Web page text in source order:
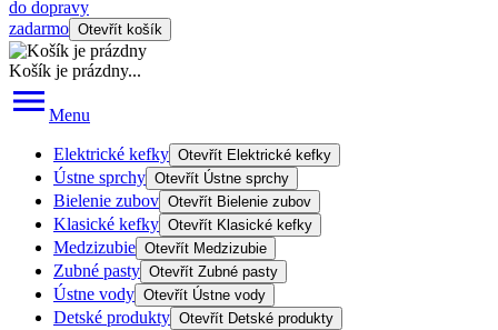
do dopravy
zadarmo Otevřít košík
Košík je prázdny...
Menu
Elektrické kefky Otevřít Elektrické kefky
Ústne sprchy Otevřít Ústne sprchy
Bielenie zubov Otevřít Bielenie zubov
Klasické kefky Otevřít Klasické kefky
Medzizubie Otevřít Medzizubie
Zubné pasty Otevřít Zubné pasty
Ústne vody Otevřít Ústne vody
Detské produkty Otevřít Detské produkty